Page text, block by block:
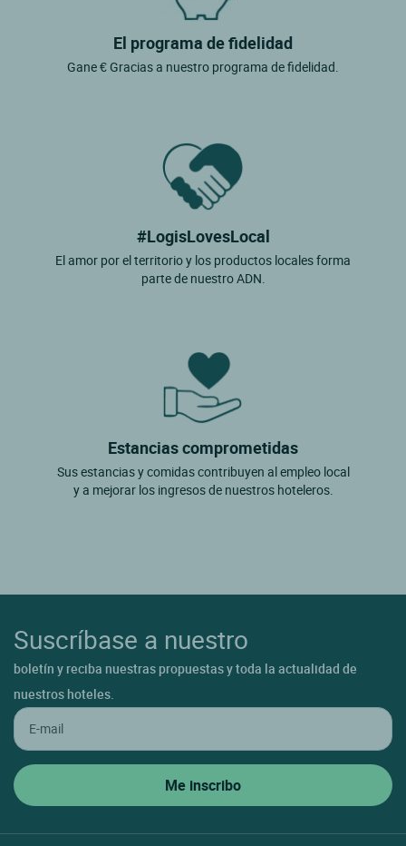
El programa de fidelidad
Gane € Gracias a nuestro programa de fidelidad.
#LogisLovesLocal
El amor por el territorio y los productos locales forma
parte de nuestro ADN.
Estancias comprometidas
Sus estancias y comidas contribuyen al empleo local
y a mejorar los ingresos de nuestros hoteleros.
Suscríbase a nuestro
boletín y reciba nuestras propuestas y toda la actualidad de
nuestros hoteles.